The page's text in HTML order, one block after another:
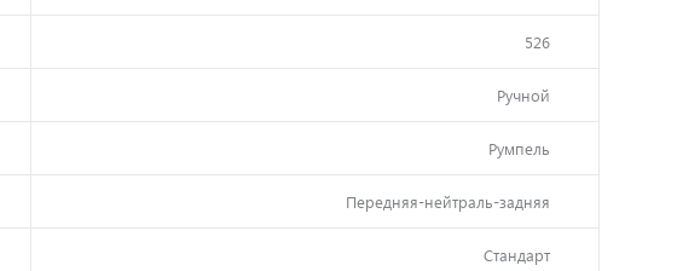
526
Ручной
Румпель
Передняя-нейтраль-задняя
Стандарт